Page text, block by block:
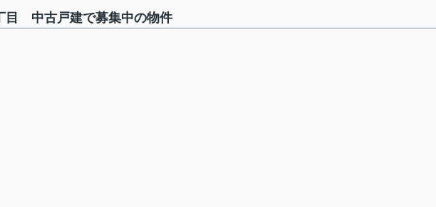
目 中古戸建で募集中の物件